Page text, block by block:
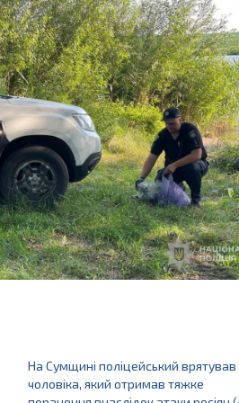
На Сумщині поліцейський врятував
чоловіка, який отримав тяжке